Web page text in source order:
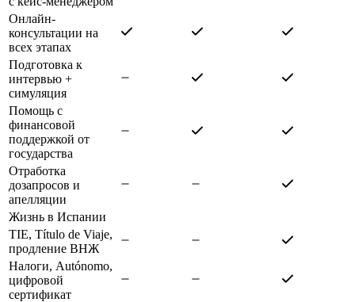
Онлайн-
консультации на
всех этапах
Подготовка к
интервью +
симуляция
Помощь с
финансовой
поддержкой от
государства
Отработка
дозапросов и
апелляции
Жизнь в Испании
TIE, Título de Viaje,
продление ВНЖ
Налоги, Autónomo,
цифровой
сертификат